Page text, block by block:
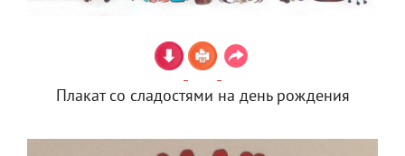
Плакат со сладостями на день рождения